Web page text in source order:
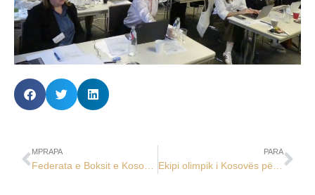
MPRAPA
Federata e Boksit e Kosovës largohet nga IBA, i bashkohet “World Boxing”
PARA
Ekipi olimpik i Kosovës përfaqësohet me dy skitarë në EYOF dimëror “Bakuriani 2025”